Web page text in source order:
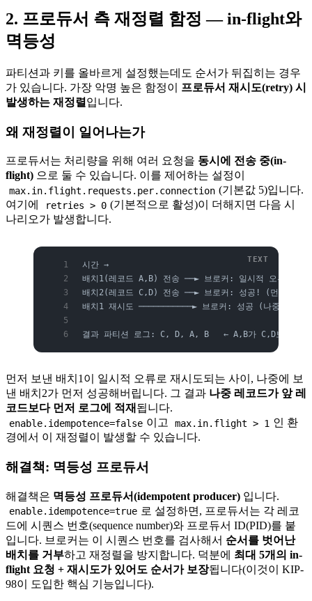
2. 프로듀서 측 재정렬 함정 — in-flight와
멱등성
파티션과 키를 올바르게 설정했는데도 순서가 뒤집히는 경우
가 있습니다. 가장 악명 높은 함정이 프로듀서 재시도(retry) 시
발생하는 재정렬 입니다.
왜 재정렬이 일어나는가
프로듀서는 처리량을 위해 여러 요청을 동시에 전송 중(in-
flight) 으로 둘 수 있습니다. 이를 제어하는 설정이
max.in.flight.requests.per.connection (기본값 5)입니다.
여기에
retries > 0 (기본적으로 활성)이 더해지면 다음 시
나리오가 발생합니다.
시간 →
배치1(레코드 A,B) 전송 ──► 브로커: 일시적 오류로 거
배치2(레코드 C,D) 전송 ──► 브로커: 성공! (먼저 로그
배치1 재시도 ───────────► 브로커: 성공 (나중에 적
결과 파티션 로그: C, D, A, B   ← A,B가 C,D보다 뒤
먼저 보낸 배치1이 일시적 오류로 재시도되는 사이, 나중에 보
낸 배치2가 먼저 성공해버립니다. 그 결과 나중 레코드가 앞 레
코드보다 먼저 로그에 적재 됩니다.
enable.idempotence=false 이고 max.in.flight > 1 인 환
경에서 이 재정렬이 발생할 수 있습니다.
해결책: 멱등성 프로듀서
해결책은 멱등성 프로듀서(idempotent producer) 입니다.
enable.idempotence=true 로 설정하면, 프로듀서는 각 레코
드에 시퀀스 번호(sequence number)와 프로듀서 ID(PID)를 붙
입니다. 브로커는 이 시퀀스 번호를 검사해서 순서를 벗어난
배치를 거부하고 재정렬을 방지합니다. 덕분에 최대 5개의 in-
flight 요청 + 재시도가 있어도 순서가 보장됩니다(이것이 KIP-
98이 도입한 핵심 기능입니다).